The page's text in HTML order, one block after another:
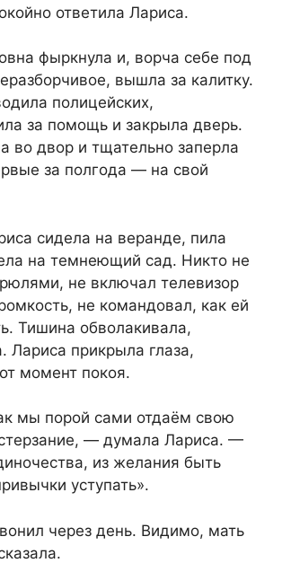
ответила Лариса.
фыркнула и, ворча себе под
вышла за калитку.
полицейских,
за помощь и закрыла дверь.
во двор и тщательно заперла
за полгода — на свой
сидела на веранде, пила
на темнеющий сад. Никто не
не включал телевизор
не командовал, как ей
Тишина обволакивала,
Лариса прикрыла глаза,
момент покоя.
мы порой сами отдаём свою
— думала Лариса. —
из желания быть
уступать».
через день. Видимо, мать